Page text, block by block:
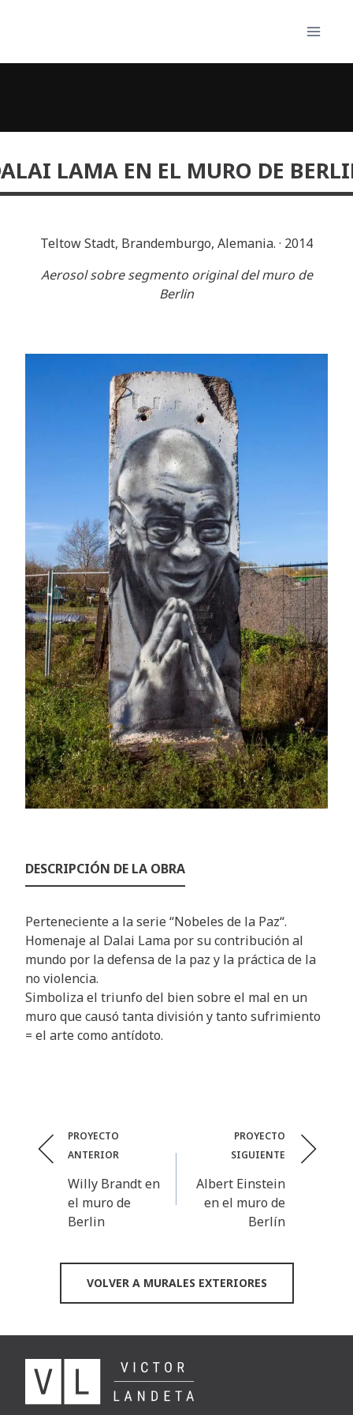
LAMA EN EL MURO DE
Teltow Stadt, Brandemburgo, Alemania. · 2014
Aerosol sobre segmento original del muro de
Berlin
DESCRIPCIÓN DE LA OBRA
Perteneciente a la serie “Nobeles de la Paz“.
Homenaje al Dalai Lama por su contribución al
mundo por la defensa de la paz y la práctica de la
no violencia.
Simboliza el triunfo del bien sobre el mal en un
muro que causó tanta división y tanto sufrimiento
= el arte como antídoto.
Post
navigation
PROYECTO
ANTERIOR
Willy Brandt en
el muro de
Berlin
PROYECTO
SIGUIENTE
Albert Einstein
en el muro de
Berlín
VOLVER A MURALES EXTERIORES